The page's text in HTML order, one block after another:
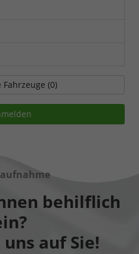
Fahrzeuge (0)
behilflich
uns auf Sie!